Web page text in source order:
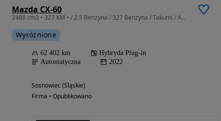
Mazda CX-60
2488 cm3 • 327 KM • / 2.5 Benzyna / 327 Benzyna / Takumi / AWD / Automatyczna / Serwisowan
Wyróżnione
62 402 km
Hybryda Plug-in
Automatyczna
2022
Sosnowiec (Śląskie)
Firma • Opublikowano